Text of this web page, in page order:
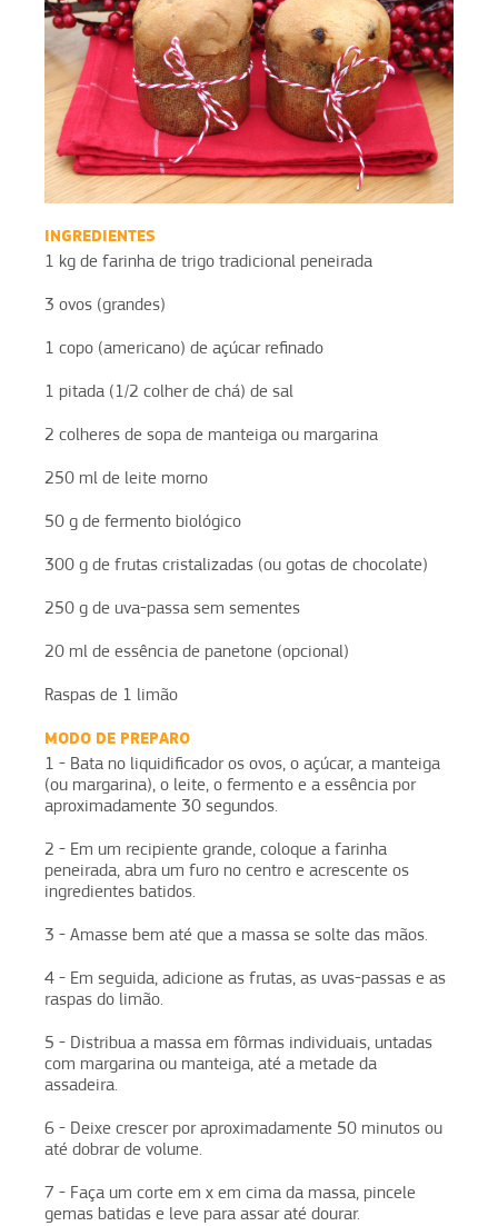
INGREDIENTES
1 kg de farinha de trigo tradicional peneirada
3 ovos (grandes)
1 copo (americano) de açúcar refinado
1 pitada (1/2 colher de chá) de sal
2 colheres de sopa de manteiga ou margarina
250 ml de leite morno
50 g de fermento biológico
300 g de frutas cristalizadas (ou gotas de chocolate)
250 g de uva-passa sem sementes
20 ml de essência de panetone (opcional)
Raspas de 1 limão
MODO DE PREPARO
1 - Bata no liquidificador os ovos, o açúcar, a manteiga
(ou margarina), o leite, o fermento e a essência por
aproximadamente 30 segundos.
2 - Em um recipiente grande, coloque a farinha
peneirada, abra um furo no centro e acrescente os
ingredientes batidos.
3 - Amasse bem até que a massa se solte das mãos.
4 - Em seguida, adicione as frutas, as uvas-passas e as
raspas do limão.
5 - Distribua a massa em fôrmas individuais, untadas
com margarina ou manteiga, até a metade da
assadeira.
6 - Deixe crescer por aproximadamente 50 minutos ou
até dobrar de volume.
7 - Faça um corte em x em cima da massa, pincele
gemas batidas e leve para assar até dourar.